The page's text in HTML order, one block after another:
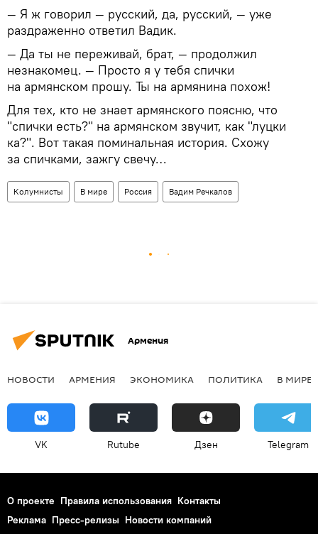
— Я ж говорил — русский, да, русский, — уже
раздраженно ответил Вадик.
— Да ты не переживай, брат, — продолжил
незнакомец. — Просто я у тебя спички
на армянском прошу. Ты на армянина похож!
Для тех, кто не знает армянского поясню, что
"спички есть?" на армянском звучит, как "луцки
ка?". Вот такая поминальная история. Схожу
за спичками, зажгу свечу…
Колумнисты В мире Россия Вадим Речкалов
Армения
НОВОСТИ АРМЕНИЯ ЭКОНОМИКА ПОЛИТИКА В МИРЕ
VK Rutube Дзен Telegram
О проекте Правила использования Контакты
Реклама Пресс-релизы Новости компаний